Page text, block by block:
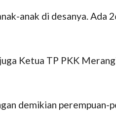
anak di desanya. Ada
Ketua TP PKK
demikian